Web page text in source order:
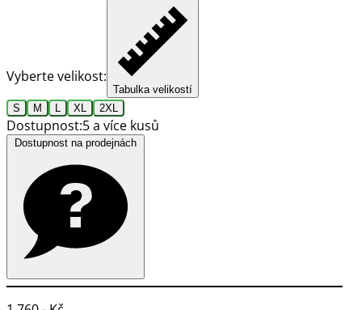
Vyberte velikost:
Tabulka velikostí
S
M XL 2XL
Dostupnost:5 a více kusů